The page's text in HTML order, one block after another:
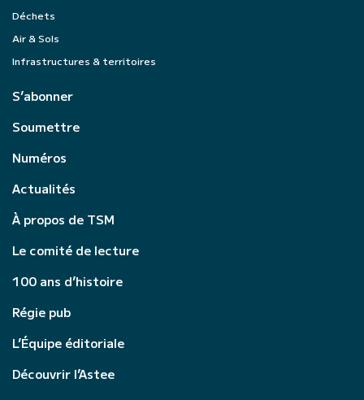
Déchets
Air & Sols
Infrastructures & territoires
S’abonner
Soumettre
Numéros
Actualités
À propos de TSM
Le comité de lecture
100 ans d’histoire
Régie pub
L’Équipe éditoriale
Découvrir l’Astee